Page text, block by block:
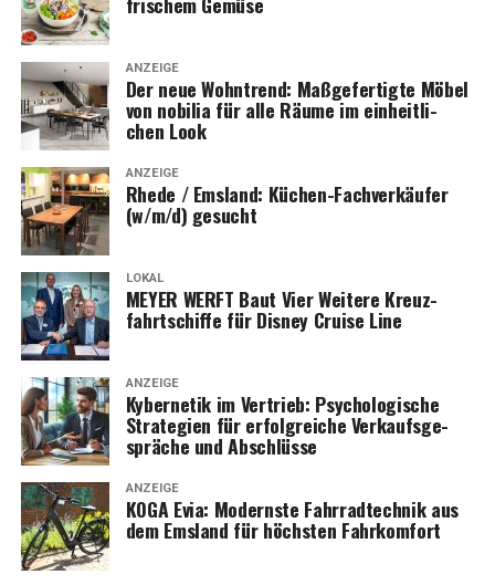
ANZEIGE
Der neue Wohn­trend: Maß­ge­fer­tig­te Möbel
von nobi­lia für alle Räu­me im ein­heit­li­
chen Look
ANZEIGE
Rhe­de / Ems­land: Küchen-Fach­ver­käu­fer
(w/m/d) gesucht
LOKAL
MEYER WERFT Baut Vier Wei­te­re Kreuz­
fahrt­schif­fe für Dis­ney Crui­se Line
ANZEIGE
Kyber­ne­tik im Ver­trieb: Psy­cho­lo­gi­sche
Stra­te­gien für erfolg­rei­che Ver­kaufs­ge­
sprä­che und Abschlüsse
ANZEIGE
KOGA Evia: Moderns­te Fahr­rad­tech­nik aus
dem Ems­land für höchs­ten Fahrkomfort